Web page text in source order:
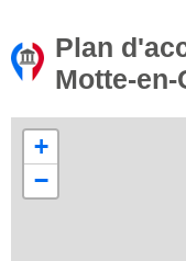
Plan
Motte-
+
−